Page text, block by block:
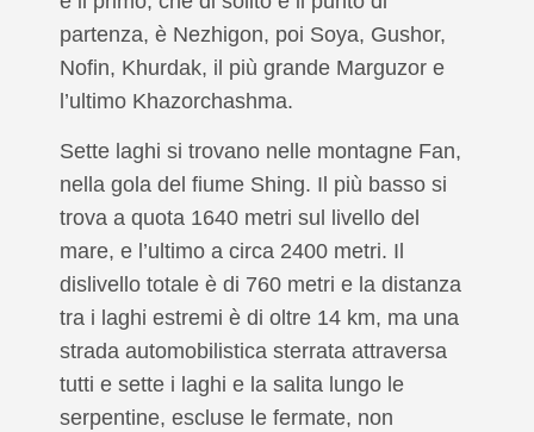
partenza, è Nezhigon, poi Soya, Gushor,
Nofin, Khurdak, il più grande Marguzor e
l’ultimo Khazorchashma.
Sette laghi si trovano nelle montagne Fan,
nella gola del fiume Shing. Il più basso si
trova a quota 1640 metri sul livello del
mare, e l’ultimo a circa 2400 metri. Il
dislivello totale è di 760 metri e la distanza
tra i laghi estremi è di oltre 14 km, ma una
strada automobilistica sterrata attraversa
tutti e sette i laghi e la salita lungo le
serpentine, escluse le fermate, non